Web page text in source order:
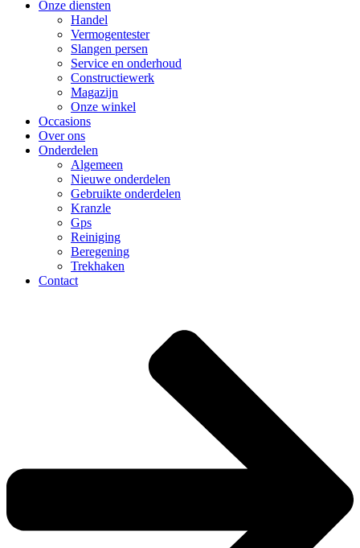
Onze diensten
Handel
Vermogentester
Slangen persen
Service en onderhoud
Constructiewerk
Magazijn
Onze winkel
Occasions
Over ons
Onderdelen
Algemeen
Nieuwe onderdelen
Gebruikte onderdelen
Kranzle
Gps
Reiniging
Beregening
Trekhaken
Contact